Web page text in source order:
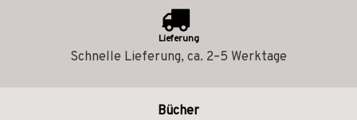
Lieferung
Schnelle Lieferung, ca. 2–5 Werktage
Bücher